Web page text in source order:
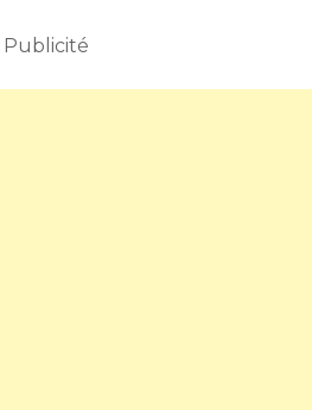
Publicité